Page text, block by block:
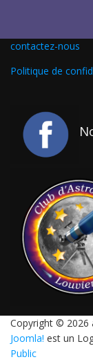
contactez-nous
Politique de
Copyright © 2026
Joomla! est un
Public